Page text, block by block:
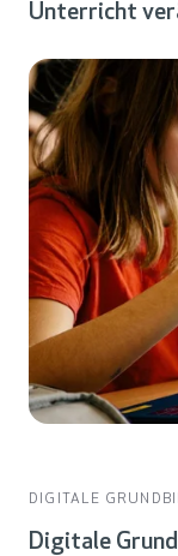
Unterricht
DIGITALE
Digitale